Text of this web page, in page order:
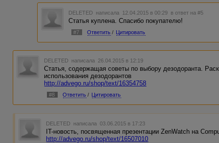
DELETED написала 12.04.2015 в 00:29 в ответ на #5
Статья куплена. Спасибо покупателю!
#7 Ответить / Цитировать
DELETED написала 26.04.2015 в 12:19
Статья, содержащая советы по выбору дезодоранта.
использования дезодорантов
http://advego.ru/shop/text/16354758
#8 Ответить / Цитировать
DELETED написала 03.06.2015 в 17:23
IT-новость, посвященная презентации ZenWatch на
http://advego.ru/shop/text/16507010